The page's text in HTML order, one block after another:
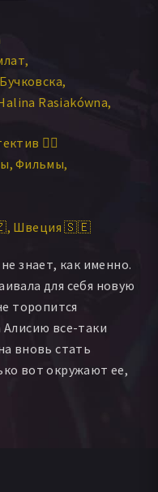
Rasiakówna
Lucja Burzynska
🕵️‍♂️
Фильмы
Швеция 🇸🇪
знает, как именно.
для себя новую
торопится
все-таки
вновь стать
вот окружают ее,